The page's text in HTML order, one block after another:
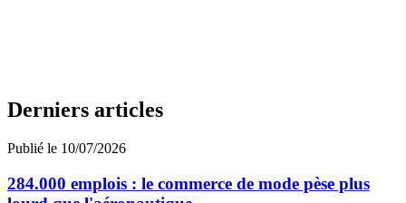
Derniers articles
Publié le 10/07/2026
284.000 emplois : le commerce de mode pèse plus